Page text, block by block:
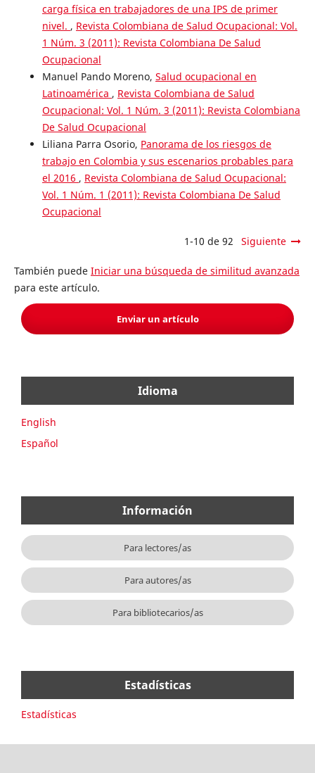
carga física en trabajadores de una IPS de primer
nivel. , Revista Colombiana de Salud Ocupacional: Vol.
1 Núm. 3 (2011): Revista Colombiana De Salud
Ocupacional
Manuel Pando Moreno, Salud ocupacional en
Latinoamérica , Revista Colombiana de Salud
Ocupacional: Vol. 1 Núm. 3 (2011): Revista Colombiana
De Salud Ocupacional
Liliana Parra Osorio, Panorama de los riesgos de
trabajo en Colombia y sus escenarios probables para
el 2016 , Revista Colombiana de Salud Ocupacional:
Vol. 1 Núm. 1 (2011): Revista Colombiana De Salud
Ocupacional
1-10 de 92 Siguiente
También puede Iniciar una búsqueda de similitud avanzada
para este artículo.
Enviar un artículo
Idioma
English
Español
Información
Para lectores/as
Para autores/as
Para bibliotecarios/as
Estadísticas
Estadísticas